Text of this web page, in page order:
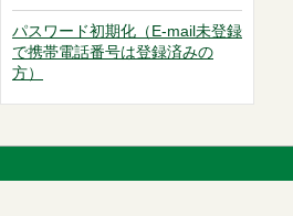
パスワード初期化（E-mail未登録
で携帯電話番号は登録済みの
方）